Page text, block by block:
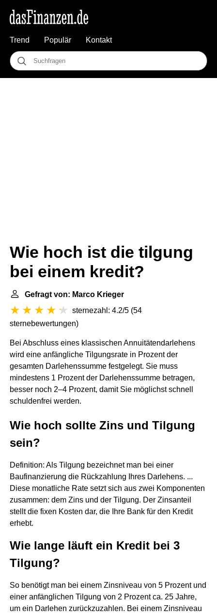
Trend Populär Kontakt
Wie hoch ist die tilgung
bei einem kredit?
Gefragt von: Marco Krieger
sternezahl: 4.2/5 (54
sternebewertungen)
Bei Abschluss eines klassischen Annuitätendarlehens
wird eine anfängliche Tilgungsrate in Prozent der
gesamten Darlehenssumme festgelegt. Sie muss
mindestens 1 Prozent der Darlehenssumme betragen,
besser noch 2–4 Prozent, damit Sie möglichst schnell
schuldenfrei werden.
Wie hoch sollte Zins und Tilgung
sein?
Definition: Als Tilgung bezeichnet man bei einer
Baufinanzierung die Rückzahlung Ihres Darlehens. ...
Diese monatliche Rate setzt sich aus zwei Komponenten
zusammen: dem Zins und der Tilgung. Der Zinsanteil
stellt die fixen Kosten dar, die Ihre Bank für den Kredit
erhebt.
Wie lange läuft ein Kredit bei 3
Tilgung?
So benötigt man bei einem Zinsniveau von 5 Prozent und
einer anfänglichen Tilgung von 2 Prozent ca. 25 Jahre,
um ein Darlehen zurückzuzahlen. Bei einem Zinsniveau